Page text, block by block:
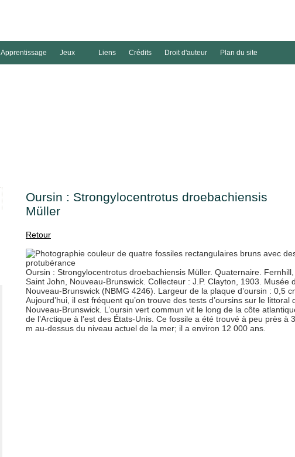
Apprentissage Jeux Liens Crédits Droit d'auteur Plan du site
Oursin : Strongylocentrotus droebachiensis
Müller
Retour
Oursin : Strongylocentrotus droebachiensis Müller. Quaternaire. Fernhill,
Saint John, Nouveau-Brunswick. Collecteur : J.P. Clayton, 1903. Musée
Nouveau-Brunswick (NBMG 4246). Largeur de la plaque d’oursin : 0,5
Aujourd’hui, il est fréquent qu’on trouve des tests d’oursins sur le littoral
Nouveau-Brunswick. L’oursin vert commun vit le long de la côte
de l’Arctique à l’est des États-Unis. Ce fossile a été trouvé à peu près à
m au-dessus du niveau actuel de la mer; il a environ 12 000 ans.